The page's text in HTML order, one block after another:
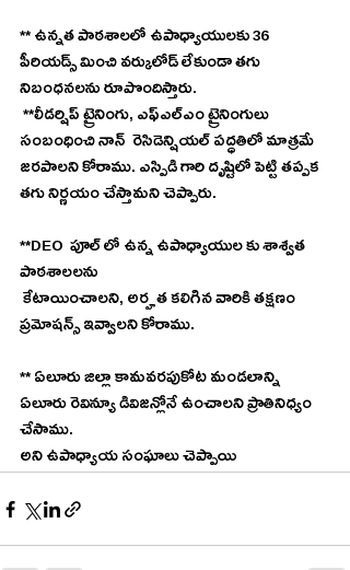
** ఉన్నత పాఠశాలలో ఉపాధ్యాయులకు 36
పీరియడ్స్ మించి వర్కులోడ్ లేకుండా తగు
నిబంధనలను రూపొందిస్తారు.
సంబంధించి నాన్  రెసిడెన్షియల్ పద్ధతిలో మాత్రమే
జరపాలని కోరాము. ఎస్పిడి గారి దృష్టిలో పెట్టి తప్పక
తగు నిర్ణయం చేస్తామని చెప్పారు.
**DEO  పూల్ లో ఉన్న ఉపాధ్యాయుల కు శాశ్వత
పాఠశాలలను
ప్రమోషన్స్ ఇవ్వాలని కోరాము.
** ఏలూరు జిల్లా కామవరపుకోట మండలాన్ని
ఏలూరు రెవిన్యూ డివిజన్లోనే ఉంచాలని ప్రాతినిధ్యం
చేసాము.
అని ఉపాధ్యాయ సంఘాలు చెప్పాయి